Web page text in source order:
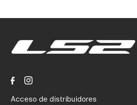
Acceso de distribuidores